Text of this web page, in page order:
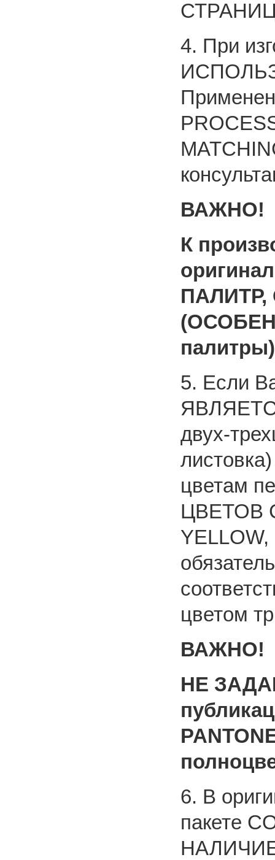
4. При
ВАЖНО!
К
5. Если
двух-
цветам
ЦВЕТОВ
цветом
ВАЖНО!
НЕ
6. B
пакете